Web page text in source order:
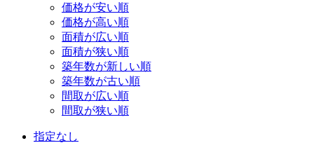
価格が安い順
価格が高い順
面積が広い順
面積が狭い順
築年数が新しい順
築年数が古い順
間取が広い順
間取が狭い順
指定なし